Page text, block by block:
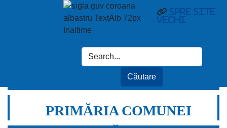
Spre site
vechi
PRIMĂRIA COMUNEI